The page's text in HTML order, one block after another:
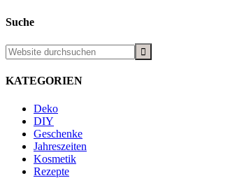
Suche
KATEGORIEN
Deko
DIY
Geschenke
Jahreszeiten
Kosmetik
Rezepte